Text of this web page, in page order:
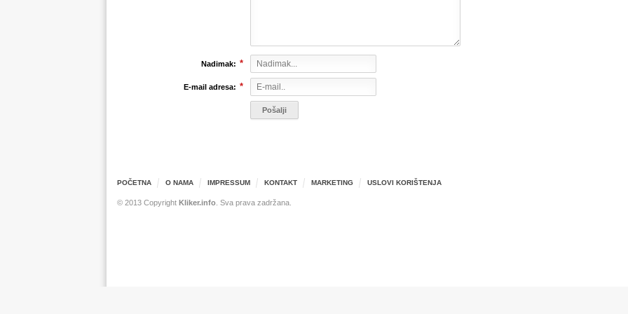
Nadimak: *
E-mail adresa: *
POČETNA O NAMA IMPRESSUM KONTAKT MARKETING USLOVI KORIŠTENJA
© 2013 Copyright Kliker.info . Sva prava zadržana.